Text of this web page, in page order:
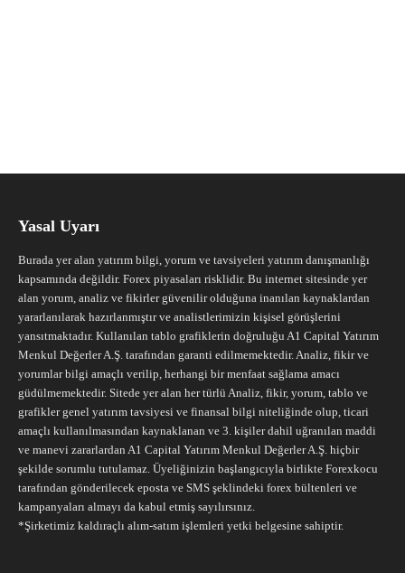
Yasal Uyarı
Burada yer alan yatırım bilgi, yorum ve tavsiyeleri yatırım danışmanlığı
kapsamında değildir. Forex piyasaları risklidir. Bu internet sitesinde yer
alan yorum, analiz ve fikirler güvenilir olduğuna inanılan kaynaklardan
yararlanılarak hazırlanmıştır ve analistlerimizin kişisel görüşlerini
yansıtmaktadır. Kullanılan tablo grafiklerin doğruluğu A1 Capital Yatırım
Menkul Değerler A.Ş. tarafından garanti edilmemektedir. Analiz, fikir ve
yorumlar bilgi amaçlı verilip, herhangi bir menfaat sağlama amacı
güdülmemektedir. Sitede yer alan her türlü Analiz, fikir, yorum, tablo ve
grafikler genel yatırım tavsiyesi ve finansal bilgi niteliğinde olup, ticari
amaçlı kullanılmasından kaynaklanan ve 3. kişiler dahil uğranılan maddi
ve manevi zararlardan A1 Capital Yatırım Menkul Değerler A.Ş. hiçbir
şekilde sorumlu tutulamaz. Üyeliğinizin başlangıcıyla birlikte Forexkocu
tarafından gönderilecek eposta ve SMS şeklindeki forex bültenleri ve
kampanyaları almayı da kabul etmiş sayılırsınız.
*Şirketimiz kaldıraçlı alım-satım işlemleri yetki belgesine sahiptir.